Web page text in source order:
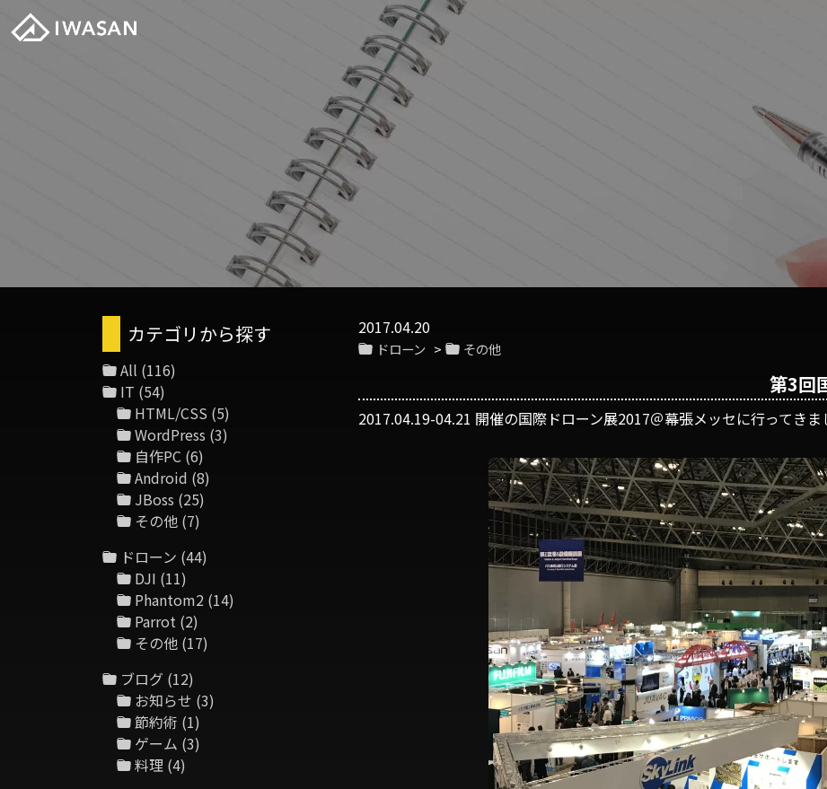
2017.04.20
ドローン その他
第3回
2017.04.19-04.21 開催の国際ドローン展2017＠幕張メッセに行ってきま
カテゴリから探す
All (116)
IT (54)
HTML/CSS (5)
WordPress (3)
自作PC (6)
Android (8)
JBoss (25)
その他 (7)
ドローン (44)
DJI (11)
Phantom2 (14)
Parrot (2)
その他 (17)
ブログ (12)
お知らせ (3)
節約術 (1)
ゲーム (3)
料理 (4)